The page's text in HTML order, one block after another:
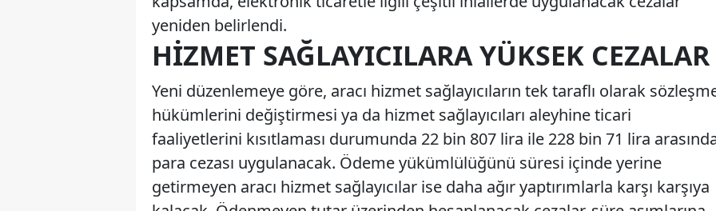
yeniden belirlendi.
HIZMET SAĞLAYICILARA YÜKSEK CEZALAR
Yeni düzenlemeye göre, aracı hizmet sağlayıcıların tek taraflı olarak
hükümlerini değiştirmesi ya da hizmet sağlayıcıları aleyhine ticari
faaliyetlerini kısıtlaması durumunda 22 bin 807 lira ile 228 bin 71 lira
para cezası uygulanacak. Ödeme yükümlülüğünü süresi içinde yerine
getirmeyen aracı hizmet sağlayıcılar ise daha ağır yaptırımlarla karşı karşıya